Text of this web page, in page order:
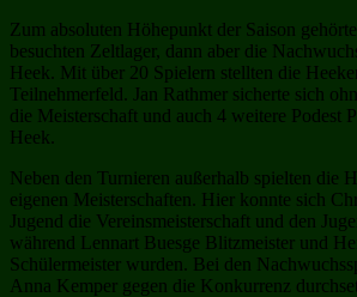
Zum absoluten Höhepunkt der Saison
besuchten Zeltlager, dann aber die
Heek. Mit über 20 Spielern stellten die
Teilnehmerfeld. Jan Rathmer sicherte sich
die Meisterschaft und auch 4 weitere Podest
Heek.
Neben den Turnieren außerhalb spielten die
eigenen Meisterschaften. Hier konnte sich
Jugend die Vereinsmeisterschaft und den
während Lennart Buesge Blitzmeister und
Schülermeister wurden. Bei den
Anna Kemper gegen die Konkurrenz